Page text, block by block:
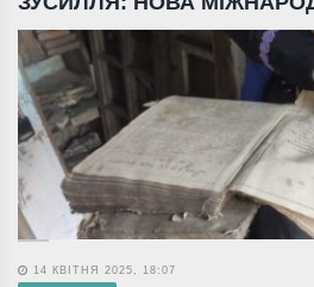
14 КВІТНЯ 2025, 18:07